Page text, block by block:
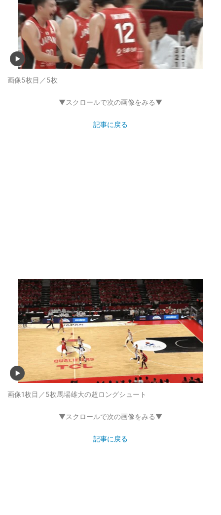
画像5枚目／5枚
▼スクロールで次の画像をみる▼
記事に戻る
画像1枚目／5枚馬場雄大の超ロングシュート
▼スクロールで次の画像をみる▼
記事に戻る